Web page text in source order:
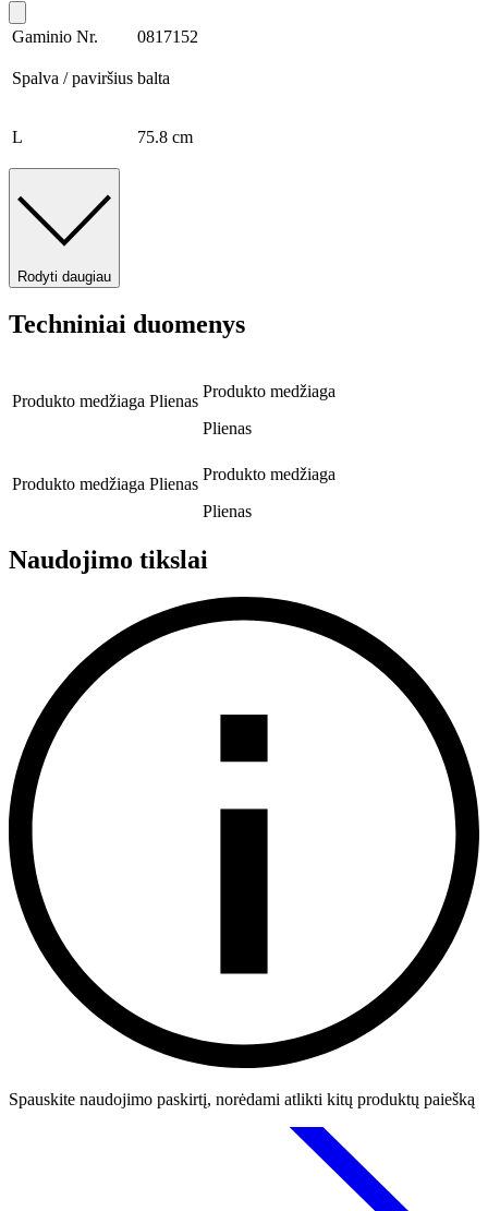
Gaminio Nr. 0817152
Spalva / paviršius balta
L 75.8 cm
Rodyti daugiau
Techniniai duomenys
Produkto medžiaga Plienas
Produkto medžiaga
Plienas
Produkto medžiaga Plienas
Produkto medžiaga
Plienas
Naudojimo tikslai
Spauskite naudojimo paskirtį, norėdami atlikti kitų produktų paiešką